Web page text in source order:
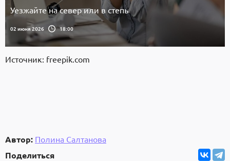
Уезжайте на север или в степь
02 июня 2026 18:00
Источник: freepik.com
Автор: Полина Салтанова
Поделиться